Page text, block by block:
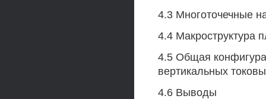
4.3 Многоточечные
4.4 Макроструктура
4.5 Общая
вертикальных
4.6 Выводы